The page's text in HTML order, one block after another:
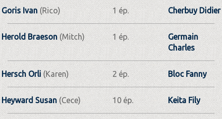
Goris Ivan(Rico) 1 ép. Cherbuy Didier
Herold Braeson(Mitch) 1 ép.
Germain
Charles
Hersch Orli(Karen) 2 ép. Bloc Fanny
Heyward Susan(Cece) 10 ép. Keita Fily